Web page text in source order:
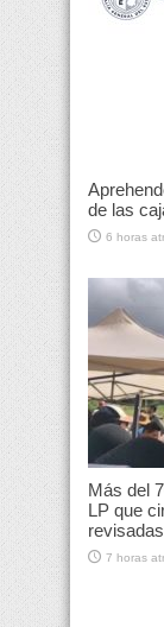
de las
6 horas
Más del
LP que
7 horas